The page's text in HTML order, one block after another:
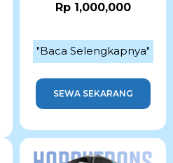
Rp 1,000,000
"Baca Selengkapnya"
SEWA SEKARANG